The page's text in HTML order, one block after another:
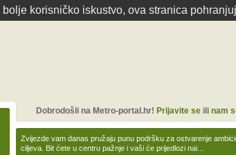
korisničko iskustvo, ova stranica
Zvijezde vam danas pružaju punu podršku za ostvarenje
ciljeva. Bit ćete u centru pažnje i vaši će prijedlozi nai…
Dobrodošli na Metro-portal.hr! Prijavite seili nam